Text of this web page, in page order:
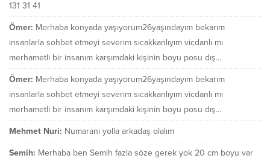
131 31 41
Ömer: Merhaba konyada yaşıyorum26yaşındayım bekarım
insanlarla sohbet etmeyi severim sıcakkanlıyım vicdanlı mı
merhametli bir insanım karşımdaki kişinin boyu posu dış...
Ömer: Merhaba konyada yaşıyorum26yaşındayım bekarım
insanlarla sohbet etmeyi severim sıcakkanlıyım vicdanlı mı
merhametli bir insanım karşımdaki kişinin boyu posu dış...
Mehmet Nuri: Numaranı yolla arkadaş olalım
Semih: Merhaba ben Semih fazla söze gerek yok 20 cm boyu var